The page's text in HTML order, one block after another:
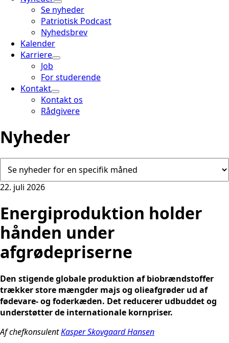
Se nyheder
Patriotisk Podcast
Nyhedsbrev
Kalender
Karriere
Job
For studerende
Kontakt
Kontakt os
Rådgivere
Nyheder
22. juli 2026
Energiproduktion holder
hånden under
afgrødepriserne
Den stigende globale produktion af biobrændstoffer
trækker store mængder majs og olieafgrøder ud af
fødevare- og foderkæden. Det reducerer udbuddet og
understøtter de internationale kornpriser.
Af chefkonsulentKasper Skovgaard Hansen